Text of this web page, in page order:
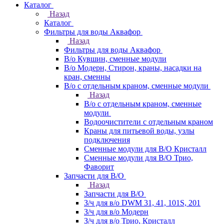
Каталог
Назад
Каталог
Фильтры для воды Аквафор
Назад
Фильтры для воды Аквафор
В/о Кувшин, сменные модули
В/о Модерн, Стирон, краны, насадки на
кран, сменны
В/о с отдельным краном, сменные модули
Назад
В/о с отдельным краном, сменные
модули
Водоочистители с отдельным краном
Краны для питьевой воды, узлы
подключения
Сменные модули для В/О Кристалл
Сменные модули для В/О Трио,
Фаворит
Запчасти для В/О
Назад
Запчасти для В/О
З/ч для в/о DWM 31, 41, 101S, 201
З/ч для в/о Модерн
З/ч для в/о Трио, Кристалл